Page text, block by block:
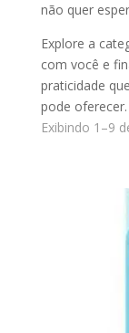
não quer
Explore a
com você e
praticidade
pode oferecer.
Exibindo 1–9